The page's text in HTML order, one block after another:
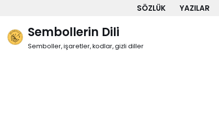
İçeriğe
geç
SÖZLÜK YAZILAR
Sembollerin Dili
Semboller, işaretler, kodlar, gizli diller